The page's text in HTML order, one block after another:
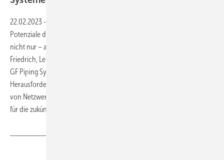
22.02.2023 -
Potenziale der Digitalisierung: Themen, die aktuell die Fachbranche –
nicht nur – auf der Sanitär- und Installationsseite beschäftigen. Daniel
Friedrich, Leitung Vertrieb und stellvertretender Geschäftsführer bei
GF Piping Systems Deutschland, sprach mit der SBZ über die
Herausforderungen im Bereich Trinkwasserhygiene, die Bedeutung
von Netzwerkplattformen und Präsenzmessen sowie seine Prognose
für die zukünftige